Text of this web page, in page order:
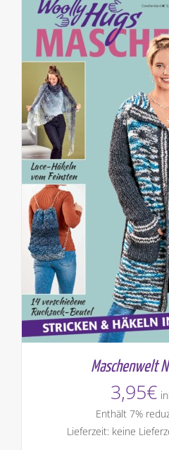
Maschenwelt
3,95€
Enthält 7%
Lieferzeit: keine